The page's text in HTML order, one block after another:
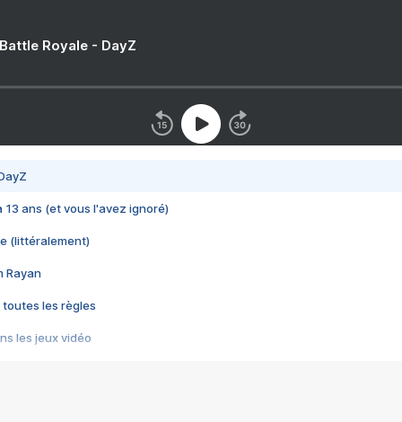
Royale - DayZ
13 ans (et vous l'avez ignoré)
(littéralement)
Rayan
toutes les règles
les jeux vidéo